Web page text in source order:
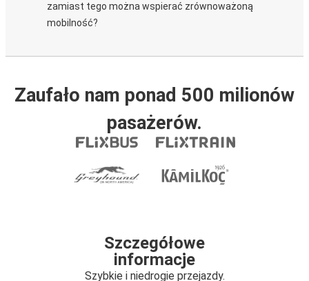
zamiast tego można wspierać zrównoważoną
mobilność?
Zaufało nam ponad 500 milionów
pasażerów.
Szczegółowe
informacje
Szybkie i niedrogie przejazdy.